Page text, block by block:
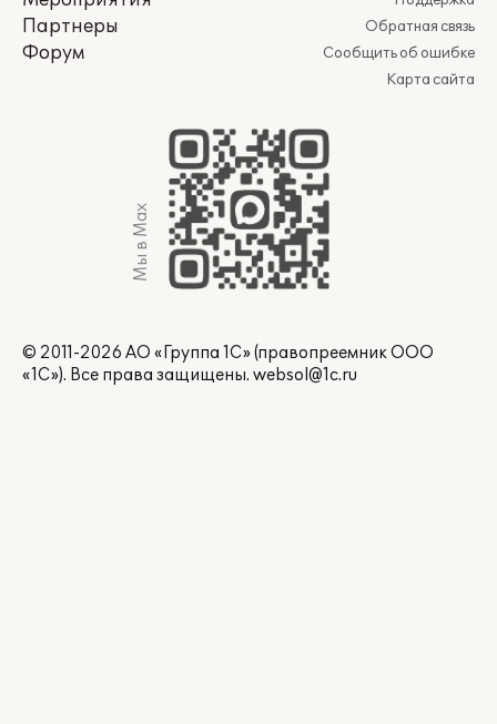
Партнеры
Форум
Обратная связь
Сообщить об ошибке
Карта сайта
Мы в Max
© 2011-2026 АО «Группа 1С» (правопреемник ООО
«1С»). Все права защищены. websol@1c.ru